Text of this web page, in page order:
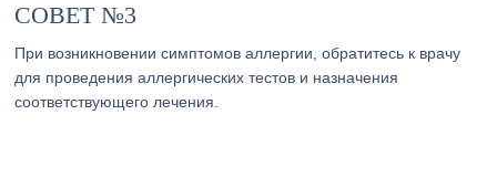
СОВЕТ №3
При возникновении симптомов аллергии, обратитесь к врачу
для проведения аллергических тестов и назначения
соответствующего лечения.